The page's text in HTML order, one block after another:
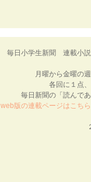
毎日小学生新聞 連載
月曜から金曜の
各回に１点
毎日新聞の「読んで
web版の連載ページはこちら